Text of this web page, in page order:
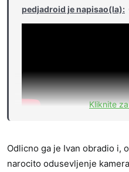
pedjadroid je napisao(la):
Kliknite
Odlicno ga je Ivan obradio i,
narocito odusevljenje